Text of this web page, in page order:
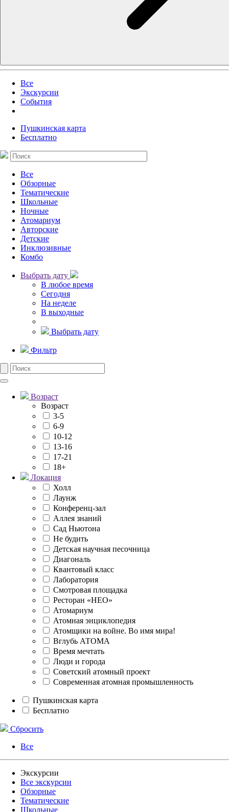
Все
Экскурсии
События
Пушкинская карта
Бесплатно
Все
Обзорные
Тематические
Школьные
Ночные
Атомариум
Авторские
Детские
Инклюзивные
Комбо
Выбрать дату
В любое время
Сегодня
На неделе
В выходные
Выбрать дату
Фильтр
Возраст
Возраст
3-5
6-9
10-12
13-16
17-21
18+
Локация
Холл
Лаунж
Конференц-зал
Аллея знаний
Сад Ньютона
Не будить
Детская научная песочница
Диагональ
Квантовый класс
Лаборатория
Смотровая площадка
Ресторан «НЕО»
Атомариум
Атомная энциклопедия
Атомщики на войне. Во имя мира!
Вглубь АТОМА
Время мечтать
Люди и города
Советский атомный проект
Современная атомная промышленность
Пушкинская карта
Бесплатно
Сбросить
Все
Экскурсии
Все экскурсии
Обзорные
Тематические
Школьные